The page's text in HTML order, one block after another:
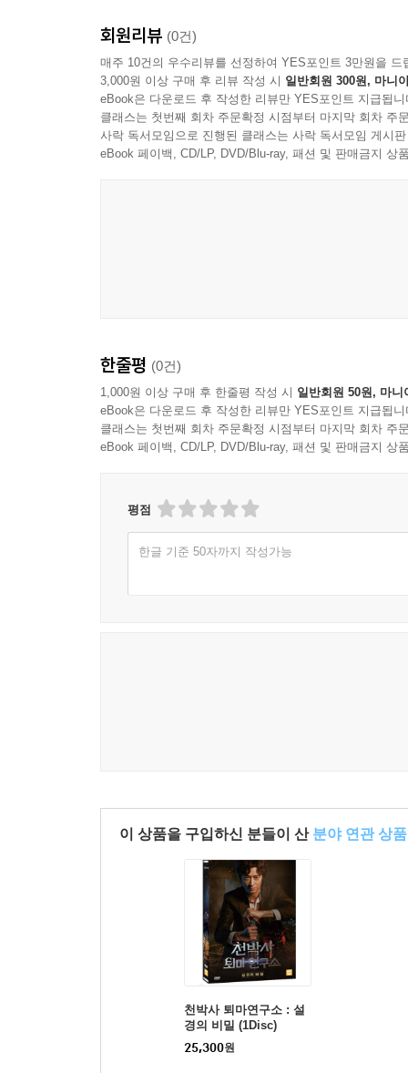
회원리뷰 (0건)
매주 10건의 우수리뷰를 선정하여 YES포인트 3만원을 드
3,000원 이상 구매 후 리뷰 작성 시 일반회원 300원, 마니
eBook은 다운로드 후 작성한 리뷰만 YES포인트 지급됩니
클래스는 첫번째 회차 주문확정 시점부터 마지막 회차 주
사락 독서모임으로 진행된 클래스는 사락 독서모임 게시
eBook 페이백, CD/LP, DVD/Blu-ray, 패션 및 판매금지 상
한줄평 (0건)
1,000원 이상 구매 후 한줄평 작성 시 일반회원 50원, 마니
eBook은 다운로드 후 작성한 리뷰만 YES포인트 지급됩니
클래스는 첫번째 회차 주문확정 시점부터 마지막 회차 주
eBook 페이백, CD/LP, DVD/Blu-ray, 패션 및 판매금지 상
평점
한글 기준 50자까지 작성가능
이 상품을 구입하신 분들이 산 분야 연관 상품
천박사 퇴마연구소 : 설
경의 비밀 (1Disc)
25,300원